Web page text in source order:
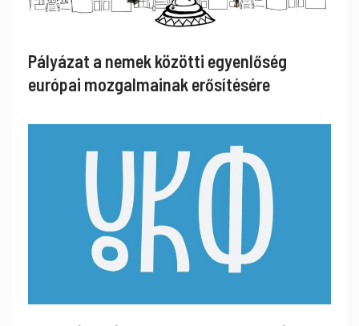
Pályázat a nemek közötti egyenlőség
európai mozgalmainak erősítésére